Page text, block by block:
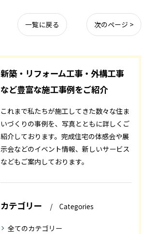
一覧に戻る 次のページ >
新築・リフォーム工事・外構工事
など豊富な施工事例をご紹介
これまで私たちが施工してきた数々な住ま
いづくりの事例を、写真とともに詳しくご
紹介しております。完成住宅の体感会や展
示会などのイベント情報、新しいサービス
などもご案内しております。
カテゴリー Categories
全てのカテゴリー